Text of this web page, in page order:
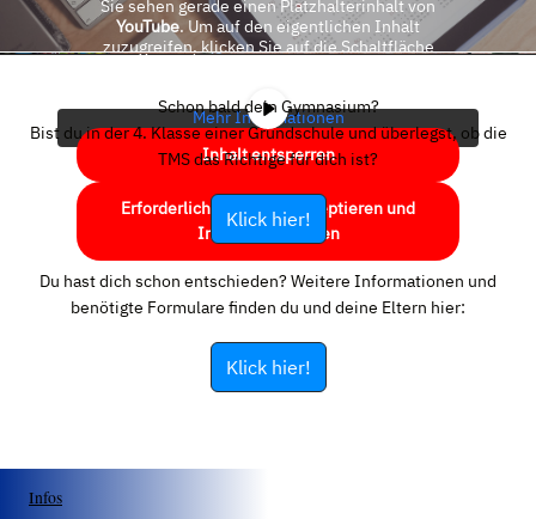
Sie sehen gerade einen Platzhalterinhalt von
YouTube. Um auf den eigentlichen Inhalt
zuzugreifen, klicken Sie auf die Schaltfläche
Mehr Informationen
Inhalt entsperren
Erforderlichen Service akzeptieren und
Inhalte entsperren
Schon bald dein Gymnasium?
Bist du in der 4. Klasse einer Grundschule und überlegst, ob die
TMS das Richtige für dich ist?
Klick hier!
Du hast dich schon entschieden? Weitere Informationen und
benötigte Formulare finden du und deine Eltern hier:
Klick hier!
Infos